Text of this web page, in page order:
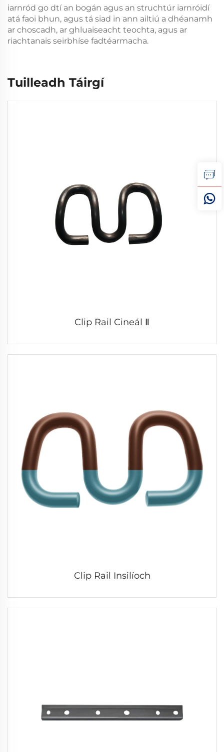
iarnród go dtí an bogán agus an struchtúr iarnróidí
atá faoi bhun, agus tá siad in ann ailtiú a dhéanamh
ar choscadh, ar ghluaiseacht teochta, agus ar
riachtanais seirbhíse fadtéarmacha.
Tuilleadh Táirgí
Clip Rail Cineál Ⅱ
Clip Rail Insilíoch